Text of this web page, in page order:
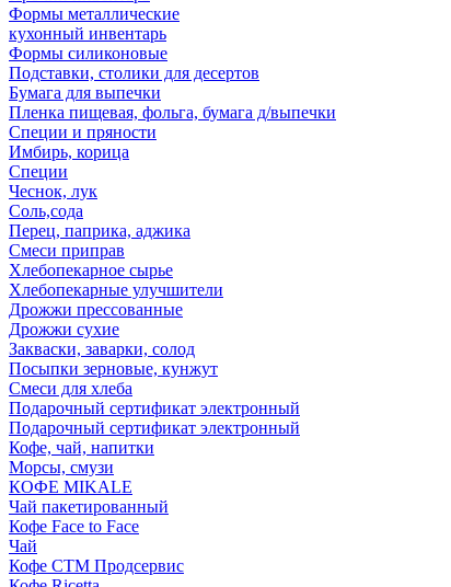
Формы металлические
кухонный инвентарь
Формы силиконовые
Подставки, столики для десертов
Бумага для выпечки
Пленка пищевая, фольга, бумага д/выпечки
Специи и пряности
Имбирь, корица
Специи
Чеснок, лук
Соль,сода
Перец, паприка, аджика
Смеси приправ
Хлебопекарное сырье
Хлебопекарные улучшители
Дрожжи прессованные
Дрожжи сухие
Закваски, заварки, солод
Посыпки зерновые, кунжут
Смеси для хлеба
Подарочный сертификат электронный
Подарочный сертификат электронный
Кофе, чай, напитки
Морсы, смузи
КОФЕ MIKALE
Чай пакетированный
Кофе Face to Face
Чай
Кофе СТМ Продсервис